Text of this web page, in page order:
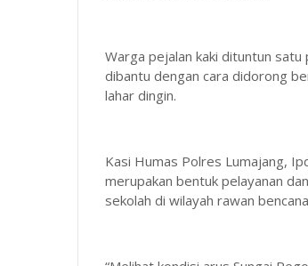
Warga pejalan kaki dituntun
dibantu dengan cara didorong
lahar dingin.
Kasi Humas Polres Lumajang,
merupakan bentuk pelayanan
sekolah di wilayah rawan